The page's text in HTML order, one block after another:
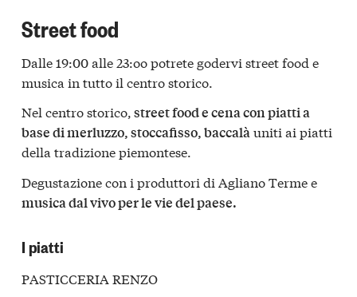
Street food
Dalle 19:00 alle 23:oo potrete godervi street food e
musica in tutto il centro storico.
Nel centro storico,street food e cena con piatti a
base di merluzzo, stoccafisso, baccalàuniti ai piatti
della tradizione piemontese.
Degustazione con i produttori di Agliano Terme e
musica dal vivo per le vie del paese.
I piatti
PASTICCERIA RENZO